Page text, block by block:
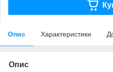
Опис Характеристики
Опис